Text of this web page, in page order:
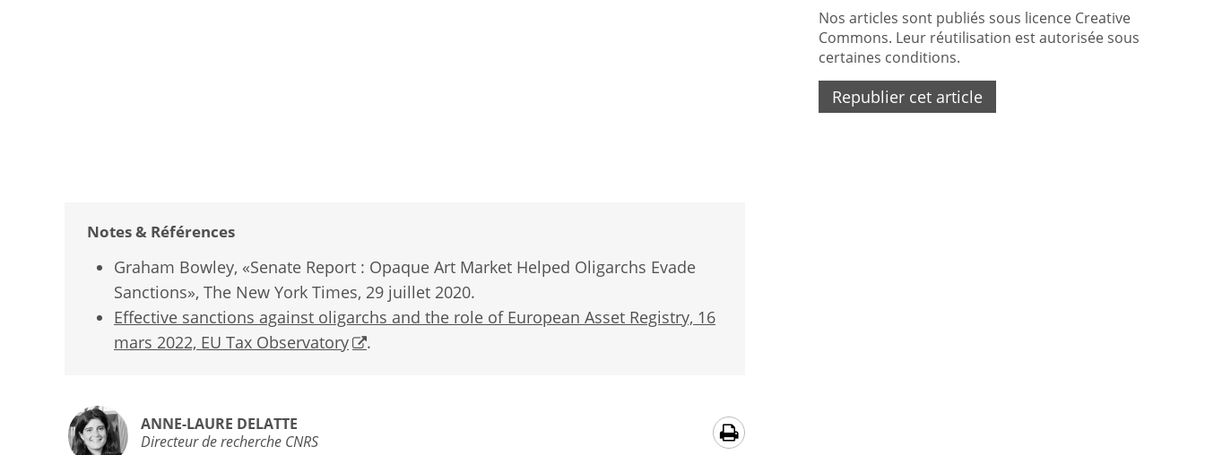
Nos articles sont publiés sous licence Creative
Commons. Leur réutilisation est autorisée sous
certaines conditions.
Republier cet article
Notes & Références
Graham Bowley, «Senate Report : Opaque Art Market Helped Oligarchs Evade
Sanctions», The New York Times,‎ 29 juillet 2020.
Effective sanctions against oligarchs and the role of European Asset Registry, 16
mars 2022, EU Tax Observatory
.
ANNE-LAURE DELATTE
Directeur de recherche CNRS